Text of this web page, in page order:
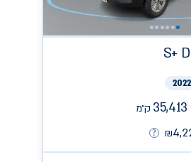
S+
35,413 ק״מ
₪